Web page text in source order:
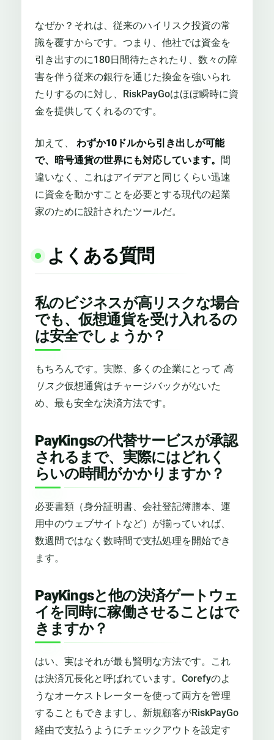
なぜか？それは、従来のハイリスク投資の常
識を覆すからです。つまり、他社では資金を
引き出すのに180日間待たされたり、数々の障
害を伴う従来の銀行を通じた換金を強いられ
たりするのに対し、RiskPayGoはほぼ瞬時に資
金を提供してくれるのです。
加えて、 わずか10ドルから引き出しが可能
で、暗号通貨の世界にも対応しています。 間
違いなく、これはアイデアと同じくらい迅速
に資金を動かすことを必要とする現代の起業
家のために設計されたツールだ。
よくある質問
私のビジネスが高リスクな場合
でも、仮想通貨を受け入れるの
は安全でしょうか？
もちろんです。実際、多くの企業にとって 高
リスク仮想通貨はチャージバックがないた
め、最も安全な決済方法です。
PayKingsの代替サービスが承認
されるまで、実際にはどれく
らいの時間がかかりますか？
必要書類（身分証明書、会社登記簿謄本、運
用中のウェブサイトなど）が揃っていれば、
数週間ではなく数時間で支払処理を開始でき
ます。
PayKingsと他の決済ゲートウェ
イを同時に稼働させることはで
きますか？
はい、実はそれが最も賢明な方法です。これ
は決済冗長化と呼ばれています。Corefyのよ
うなオーケストレーターを使って両方を管理
することもできますし、新規顧客がRiskPayGo
経由で支払うようにチェックアウトを設定す